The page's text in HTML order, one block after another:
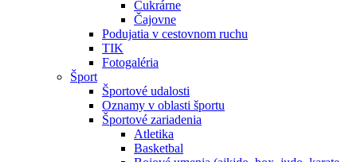
Cukrárne
Čajovne
Podujatia v cestovnom ruchu
TIK
Fotogaléria
Šport
Športové udalosti
Oznamy v oblasti športu
Športové zariadenia
Atletika
Basketbal